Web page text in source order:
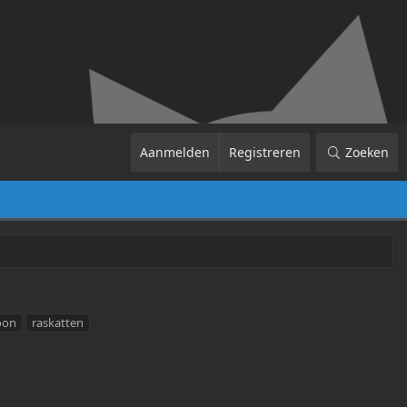
Aanmelden Registreren Zoeken
raskatten